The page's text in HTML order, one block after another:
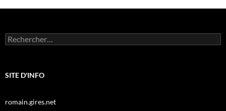
Rechercher :
SITE D'INFO
romain.gires.net